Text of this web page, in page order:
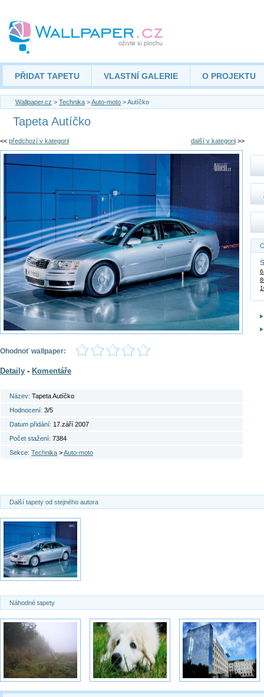
PŘIDAT TAPETU VLASTNÍ GALERIE O PROJEKTU
Wallpaper.cz > Technika >Auto-moto > Autíčko
Tapeta Autíčko
<< předchozí v kategorii další v kategorii >>
Ohodnoť wallpaper:
Detaily - Komentáře
Název: Tapeta Autíčko
Hodnocení: 3/5
Datum přidání: 17.září 2007
Počet stažení: 7384
Sekce: Technika >Auto-moto
Další tapety od stejného autora
Náhodné tapety